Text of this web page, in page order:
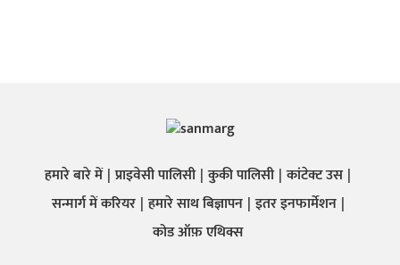
हमारे बारे में प्राइवेसी पालिसी कुकी पालिसी कांटेक्ट उस
सन्मार्ग में करियर हमारे साथ बिज्ञापन इतर इनफार्मेशन
कोड ऑफ़ एथिक्स